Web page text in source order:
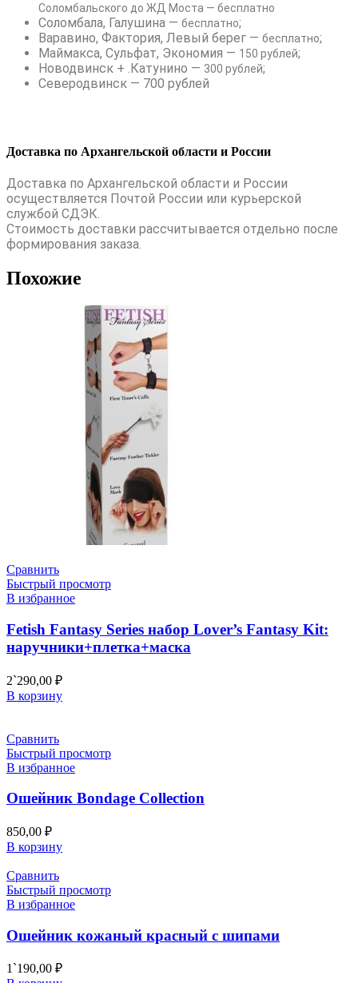
Соломбальского до ЖД Моста — бесплатно
Соломбала, Галушина — бесплатно;
Варавино, Фактория, Левый берег — бесплатно;
Маймакса, Сульфат, Экономия — 150 рублей;
Новодвинск + .Катунино — 300 рублей;
Северодвинск — 700 рублей
Доставка по Архангельской области и России
Доставка по Архангельской области и России
осуществляется Почтой России или курьерской
службой СДЭК.
Стоимость доставки рассчитывается отдельно после
формирования заказа.
Похожие
Сравнить
Быстрый просмотр
В избранное
Fetish Fantasy Series набор Lover’s Fantasy Kit:
наручники+плетка+маска
2`290,00 ₽
В корзину
Сравнить
Быстрый просмотр
В избранное
Ошейник Bondage Collection
850,00 ₽
В корзину
Сравнить
Быстрый просмотр
В избранное
Ошейник кожаный красный с шипами
1`190,00 ₽